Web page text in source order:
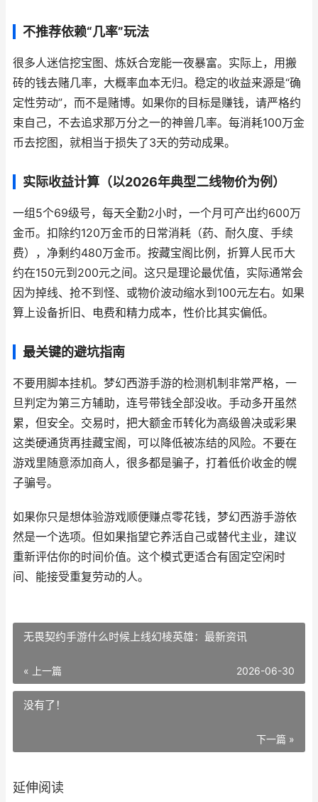
不推荐依赖“几率”玩法
很多人迷信挖宝图、炼妖合宠能一夜暴富。实际上，用搬
砖的钱去赌几率，大概率血本无归。稳定的收益来源是“确
定性劳动”，而不是赌博。如果你的目标是赚钱，请严格约
束自己，不去追求那万分之一的神兽几率。每消耗100万金
币去挖图，就相当于损失了3天的劳动成果。
实际收益计算（以2026年典型二线物价为例）
一组5个69级号，每天全勤2小时，一个月可产出约600万
金币。扣除约120万金币的日常消耗（药、耐久度、手续
费），净剩约480万金币。按藏宝阁比例，折算人民币大
约在150元到200元之间。这只是理论最优值，实际通常会
因为掉线、抢不到怪、或物价波动缩水到100元左右。如果
算上设备折旧、电费和精力成本，性价比其实偏低。
最关键的避坑指南
不要用脚本挂机。梦幻西游手游的检测机制非常严格，一
旦判定为第三方辅助，连号带钱全部没收。手动多开虽然
累，但安全。交易时，把大额金币转化为高级兽决或彩果
这类硬通货再挂藏宝阁，可以降低被冻结的风险。不要在
游戏里随意添加商人，很多都是骗子，打着低价收金的幌
子骗号。
如果你只是想体验游戏顺便赚点零花钱，梦幻西游手游依
然是一个选项。但如果指望它养活自己或替代主业，建议
重新评估你的时间价值。这个模式更适合有固定空闲时
间、能接受重复劳动的人。
无畏契约手游什么时候上线幻棱英雄：最新资讯
« 上一篇 2026-06-30
没有了！
下一篇 »
延伸阅读